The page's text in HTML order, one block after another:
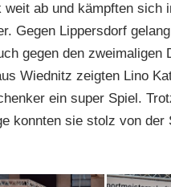
weit ab und kämpften sich
Gegen Lippersdorf
gegen den zweimaligen
Wiednitz zeigten Lino
ein super Spiel.
konnten sie stolz von der